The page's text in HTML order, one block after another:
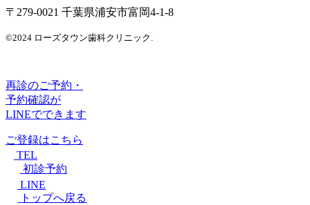
〒279-0021 千葉県浦安市富岡4-1-8
©2024 ローズタウン歯科クリニック.
再診のご予約・
予約確認が
LINEでできます
ご登録はこちら
TEL
初診予約
LINE
トップへ戻る